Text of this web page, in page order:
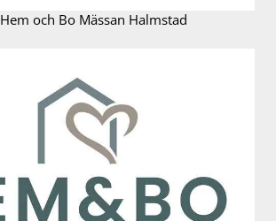
Hem och Bo Mässan Halmstad